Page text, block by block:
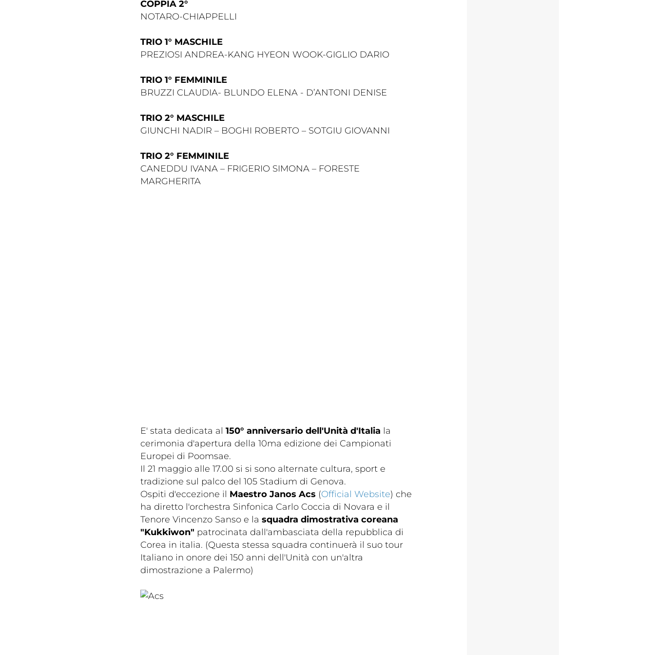
COPPIA 2°
NOTARO-CHIAPPELLI
TRIO 1° MASCHILE
PREZIOSI ANDREA-KANG HYEON WOOK-GIGLIO DARIO
TRIO 1° FEMMINILE
BRUZZI CLAUDIA- BLUNDO ELENA - D’ANTONI DENISE
TRIO 2° MASCHILE
GIUNCHI NADIR – BOGHI ROBERTO – SOTGIU GIOVANNI
TRIO 2° FEMMINILE
CANEDDU IVANA – FRIGERIO SIMONA – FORESTE
MARGHERITA
E' stata dedicata al 150° anniversario dell'Unità d'Italia la
cerimonia d'apertura della 10ma edizione dei Campionati
Europei di Poomsae.
Il 21 maggio alle 17.00 si si sono alternate cultura, sport e
tradizione sul palco del 105 Stadium di Genova.
Ospiti d'eccezione il Maestro Janos Acs (Official Website) che
ha diretto l'orchestra Sinfonica Carlo Coccia di Novara e il
Tenore Vincenzo Sanso e la squadra dimostrativa coreana
"Kukkiwon" patrocinata dall'ambasciata della repubblica di
Corea in italia. (Questa stessa squadra continuerà il suo tour
Italiano in onore dei 150 anni dell'Unità con un'altra
dimostrazione a Palermo)